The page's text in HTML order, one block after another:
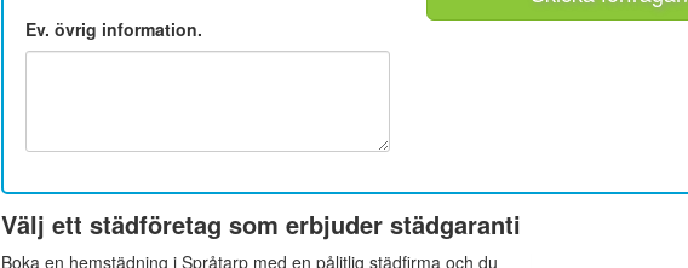
Ev. övrig information.
Välj ett städföretag som erbjuder städgaranti
Boka en hemstädning i Språtarp med en pålitlig städfirma och du